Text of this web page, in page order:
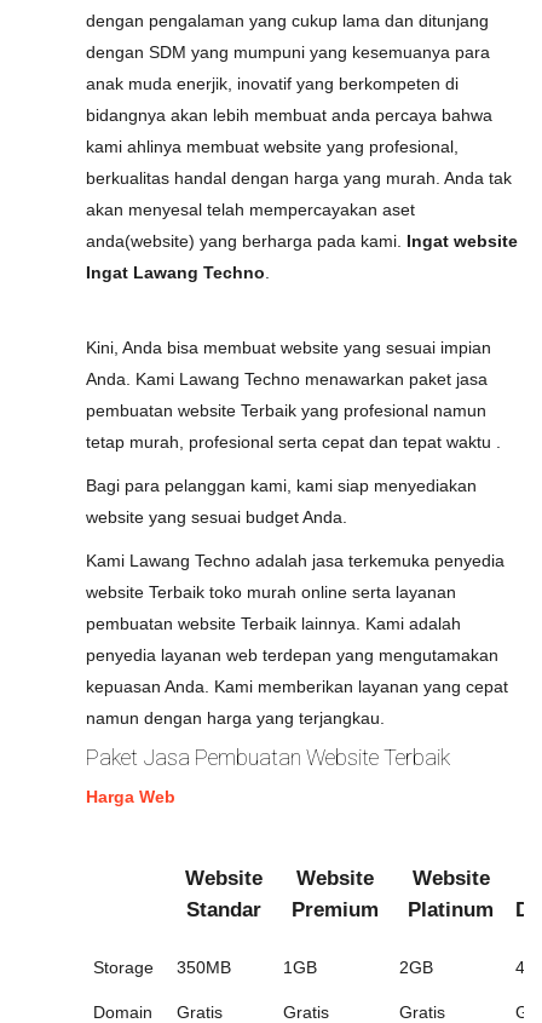
dengan pengalaman yang cukup lama dan ditunjang
dengan SDM yang mumpuni yang kesemuanya para
anak muda enerjik, inovatif yang berkompeten di
bidangnya akan lebih membuat anda percaya bahwa
kami ahlinya membuat website yang profesional,
berkualitas handal dengan harga yang murah. Anda tak
akan menyesal telah mempercayakan aset
anda(website) yang berharga pada kami. Ingat website
Ingat Lawang Techno
Kini, Anda bisa membuat website yang sesuai impian
Anda. Kami Lawang Techno menawarkan paket jasa
pembuatan website Terbaik yang profesional namun
tetap murah, profesional serta cepat dan tepat waktu .
Bagi para pelanggan kami, kami siap menyediakan
website yang sesuai budget Anda.
Kami Lawang Techno adalah jasa terkemuka penyedia
website Terbaik toko murah online serta layanan
pembuatan website Terbaik lainnya. Kami adalah
penyedia layanan web terdepan yang mengutamakan
kepuasan Anda. Kami memberikan layanan yang cepat
namun dengan harga yang terjangkau.
Paket Jasa Pembuatan Website Terbaik
Harga Web
Website
Standar
Website
Premium
Website
Platinum
Storage 350MB 1GB 2GB
Domain
Gratis
Gratis
Gratis